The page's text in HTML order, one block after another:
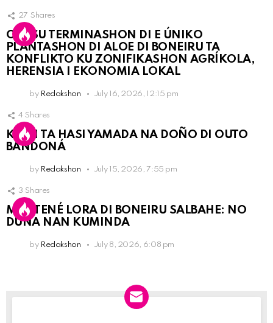
27 Shares
OLB SU TERMINASHON DI E ÚNIKO
PLANTASHON DI ALOE DI BONEIRU TA
KONFLIKTO KU ZONIFIKASHON AGRÍKOLA,
HERENSIA I EKONOMIA LOKAL
by Redakshon July 16, 2026, 12:15 pm
4 Shares
KPCN TA HASI YAMADA NA DOÑO DI OUTO
BANDONÁ
by Redakshon July 15, 2026, 7:55 pm
3 Shares
MANTENÉ LORA DI BONEIRU SALBAHE: NO
DUNA NAN KUMINDA
by Redakshon July 8, 2026, 6:08 pm